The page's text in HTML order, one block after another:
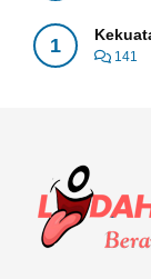
1
141